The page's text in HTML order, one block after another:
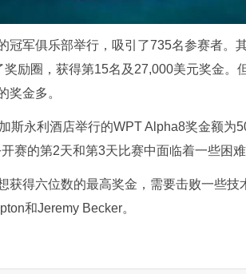
冠军俱乐部举行，吸引了735名参赛者。
奖励圈，获得第15名及27,000美元奖金
奖金多。
斯永利酒店举行的WPT Alpha8奖金额为
赛的第2天和第3天比赛中面临着一些困难
获得六位数的最高奖金，需要击败一些
和Jeremy Becker。